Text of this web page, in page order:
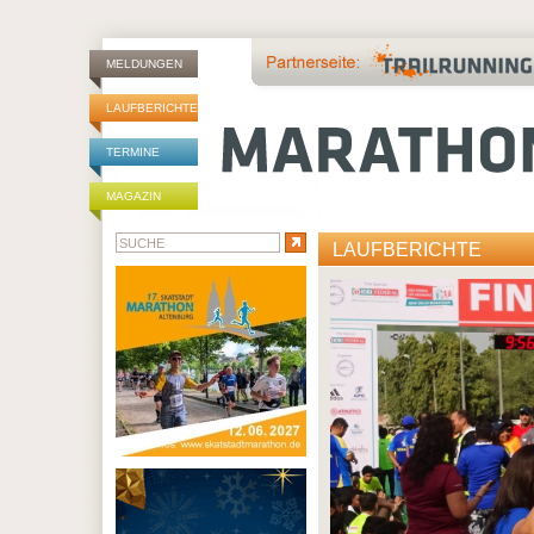
MELDUNGEN
LAUFBERICHTE
TERMINE
MAGAZIN
LAUFBERICHTE